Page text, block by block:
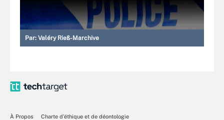
Par: Valéry Rieß-Marchive
À Propos
Charte d’éthique et de déontologie